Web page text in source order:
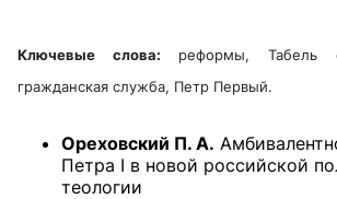
Ключевые слова: реформы, Табель
гражданская служба, Петр Первый.
Ореховский П. А.
Петра I в новой российской
теологии